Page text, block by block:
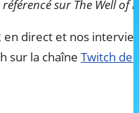
sur The Well of
en direct et nos
sur la chaîne Twitch de